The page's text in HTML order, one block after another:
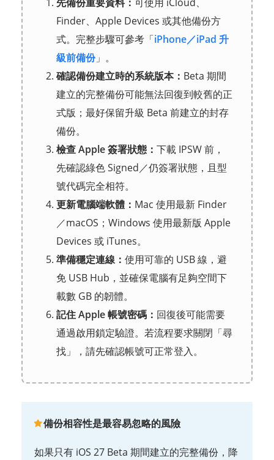
Finder、Apple Devices 或其他備份方
式。完整步驟可參考「iPhone／iPad 升
級前備份」。
確認備份建立時的系統版本： Beta 期間
建立的完整備份可能無法回復到較舊的正
式版；最好保留升級 Beta 前建立的封存
備份。
檢查 Apple 簽署狀態： 下載 IPSW 前，
先確認綠色 Signed／仍簽署狀態，且型
號代碼完全相符。
更新電腦端軟體： Mac 使用最新 Finder
／macOS；Windows 使用最新版 Apple
Devices 或 iTunes。
準備穩定連線： 使用可靠的 USB 線，避
免 USB Hub，並確保電腦有足夠空間下
載數 GB 的韌體。
記住 Apple 帳號密碼： 回復後可能需要
通過啟用鎖定驗證。若流程要求關閉「尋
找」，請先確認帳號可正常登入。
備份相容性是最容易忽略的風險
如果只有 iOS 27 Beta 期間建立的完整備份，降